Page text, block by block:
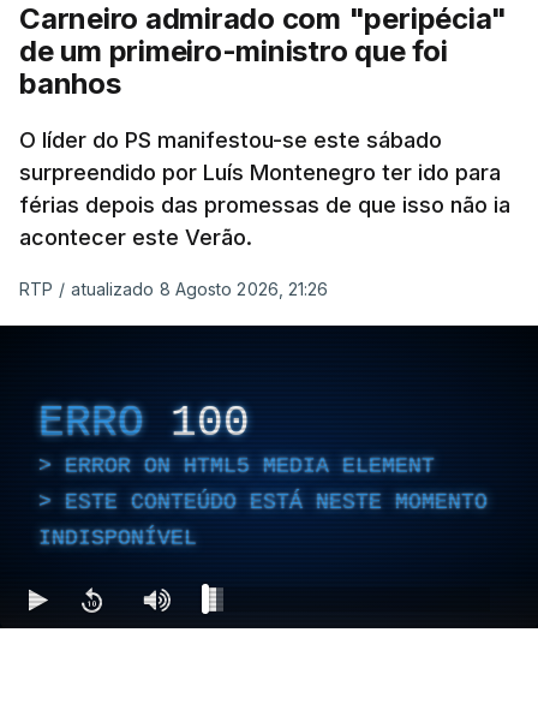
Carneiro admirado com "peripécia"
de um primeiro-ministro que foi
banhos
O líder do PS manifestou-se este sábado
surpreendido por Luís Montenegro ter ido para
férias depois das promessas de que isso não ia
acontecer este Verão.
RTP / atualizado 8 Agosto 2026, 21:26
ERRO 100
ERROR ON HTML5 MEDIA ELEMENT
ESTE CONTEÚDO ESTÁ NESTE MOMENTO
INDISPONÍVEL